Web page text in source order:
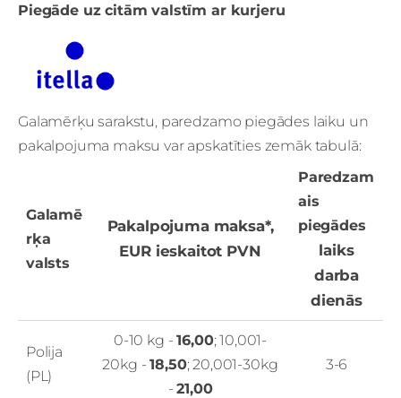
Piegāde uz citām valstīm ar kurjeru
Galamērķu sarakstu, paredzamo piegādes laiku un
pakalpojuma maksu var apskatīties zemāk tabulā:
Galamē
rķa
valsts
Pakalpojuma maksa*,
EUR ieskaitot PVN
Paredzam
ais
piegādes
laiks
darba
dienās
Polija
(PL)
0-10 kg -16,00; 10,001-
20kg -18,50; 20,001-30kg
-21,00
3-6